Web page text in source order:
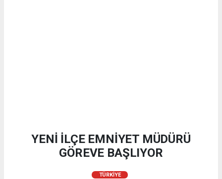
YENİ İLÇE EMNİYET MÜDÜRÜ
GÖREVE BAŞLIYOR
TÜRKIYE